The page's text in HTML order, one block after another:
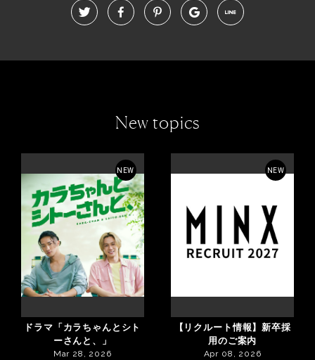
New topics
NEW
ドラマ「カラちゃんとシト
ーさんと、」
Mar 28, 2026
NEW
【リクルート情報】新卒採
用のご案内
Apr 08, 2026